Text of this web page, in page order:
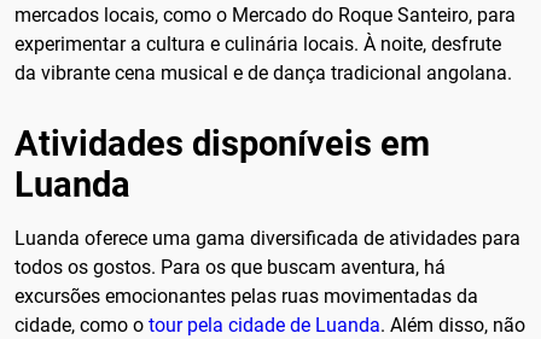
mercados locais, como o Mercado do Roque Santeiro, para
experimentar a cultura e culinária locais. À noite, desfrute
da vibrante cena musical e de dança tradicional angolana.
Atividades disponíveis em
Luanda
Luanda oferece uma gama diversificada de atividades para
todos os gostos. Para os que buscam aventura, há
excursões emocionantes pelas ruas movimentadas da
cidade, como o tour pela cidade de Luanda. Além disso, não